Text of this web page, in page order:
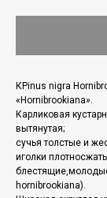
КPinus nigra
«Ноrnibrookiana».
Карликовая
вытянутая;
сучья толстые и
иголки
hornibrookiana).